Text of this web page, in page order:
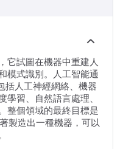
它試圖在機器中重建人
模式識別。人工智能通
括人工神經網絡、機器
學習、自然語言處理、
整個領域的最終目標是
製造出一種機器，可以